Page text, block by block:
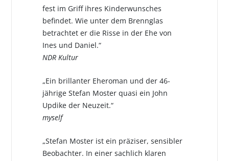
fest im Griff ihres Kinderwunsches
befindet. Wie unter dem Brennglas
betrachtet er die Risse in der Ehe von
Ines und Daniel.“
NDR Kultur
„Ein brillanter Eheroman und der 46-
jährige Stefan Moster quasi ein John
Updike der Neuzeit.“
myself
„Stefan Moster ist ein präziser, sensibler
Beobachter. In einer sachlich klaren